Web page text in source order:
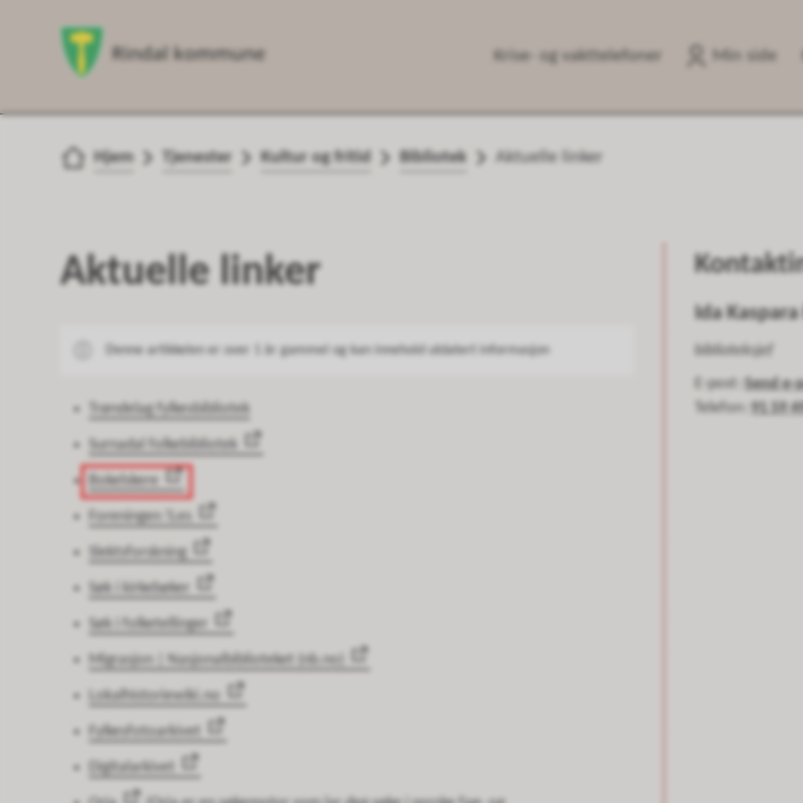
Krise- og vakttelefoner Min side
Du er her:
Hjem Tjenester Kultur og fritid Bibliotek Aktuelle linker
Aktuelle linker
Denne artikkelen er over 1 år gammel og kan innehold utdatert informasjon
Trøndelag fylkesbibliotek
Surnadal folkebibliotek
Bokelskere
Foreningen !Les
Slektsforskning
Søk i kirkebøker
Søk i folketellinger
Migrasjon | Nasjonalbiblioteket (nb.no)
Lokalhistoriewiki.no
Fylkesfotoarkivet
Digitalarkivet
Ida
biblioteksjef
E-post
Send e-
Telefon
91 59